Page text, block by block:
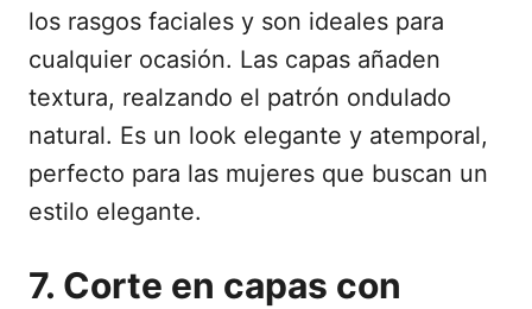
los rasgos faciales y son ideales para
cualquier ocasión. Las capas añaden
textura, realzando el patrón ondulado
natural. Es un look elegante y atemporal,
perfecto para las mujeres que buscan un
estilo elegante.
7. Corte en capas con